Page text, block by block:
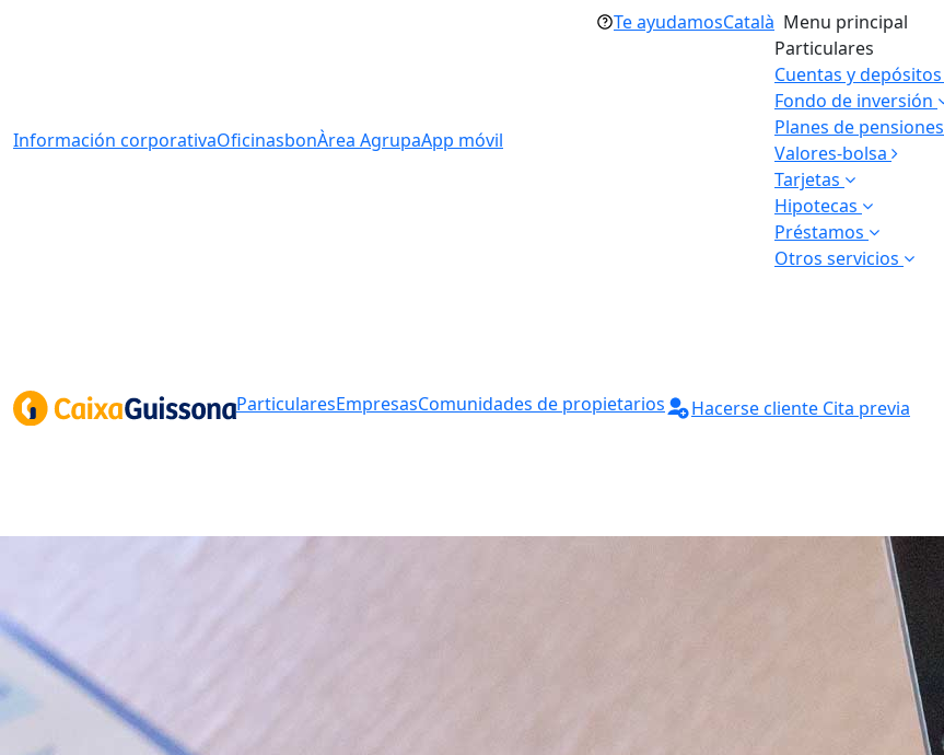
Información corporativaOficinasbonÀrea AgrupaApp móvil
Te ayudamosCatalà Menu principal
Particulares
Cuentas y depósitos
Fondo de inversión
Planes de pensiones
Valores-bolsa
Tarjetas
Hipotecas
Préstamos
Otros servicios
ParticularesEmpresasComunidades de propietarios Hacerse cliente Cita previa